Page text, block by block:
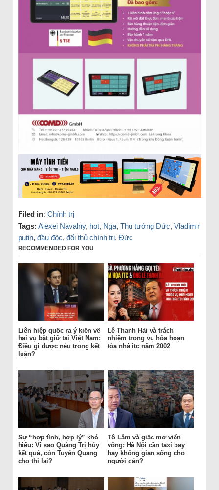
Filed in: Chính trị
Tags: Alexei Navalny, hot, Nga, Thủ tướng Đức, Vladimir
putin, đầu độc, đối thủ chính trị, Đức
RECOMMENDED FOR YOU
Liên hiệp quốc ra ý kiến về
hai vụ bắt giữ tại Việt Nam:
Điều gì được nêu trong kết
luận?
Lê Thanh Hải và trách
nhiệm trong vụ hỏa hoạn
tòa nhà itc năm 2002
Sự “hợp tình, hợp lý” khó
hiểu: Vì sao Quảng Trị hủy
kết quả, còn Tuyên Quang
cho thi lại?
Tô Lâm và giấc mơ viển
vông: Hà Nội cần taxi bay
hay không gian sống cho
người dân?